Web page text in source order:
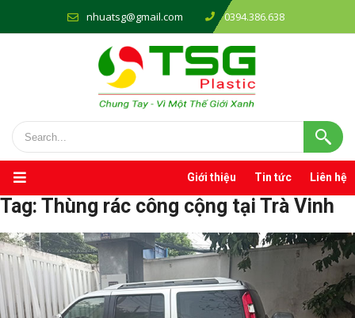
nhuatsg@gmail.com 0394.386.638
Giới thiệu Tin tức Liên hệ
Tag: Thùng rác công cộng tại Trà Vinh